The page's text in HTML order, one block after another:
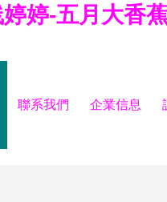
婷-五月大香
聯系我們 企業信息